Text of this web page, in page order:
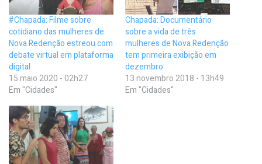
#Chapada: Filme sobre
cotidiano das mulheres de
Nova Redenção estreou com
debate virtual em plataforma
digital
15 maio 2020 - 02h27
Em "Cidades"
Chapada: Documentário
sobre a vida de três
mulheres de Nova Redenção
tem primeira exibição em
dezembro
13 novembro 2018 - 13h49
Em "Cidades"